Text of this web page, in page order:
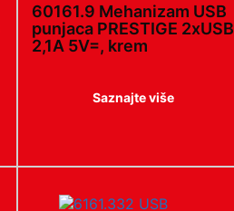
60161.9 Mehanizam USB
punjaca PRESTIGE 2xUSB
2,1A 5V=, krem
Saznajte više